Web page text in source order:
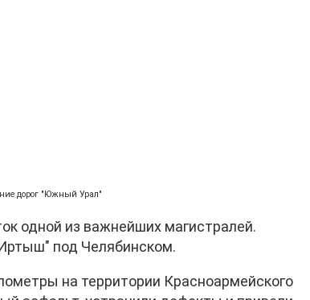
дорог "Южный Урал"
одной из важнейших магистралей.
под Челябинском.
на территории Красноармейского